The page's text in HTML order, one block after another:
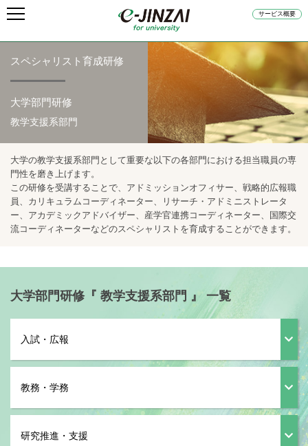
サービス概要
スペシャリスト育成研修
大学部門研修
教学支援系部門
大学の教学支援系部門として重要な以下の各部門における担当職員の専
門性を磨き上げます。
この研修を受講することで、アドミッションオフィサー、戦略的広報職
員、カリキュラムコーディネーター、リサーチ・アドミニストレータ
ー、アカデミックアドバイザー、産学官連携コーディネーター、国際交
流コーディネーターなどのスペシャリストを育成することができます。
大学部門研修『 教学支援系部門 』 一覧
入試・広報
教務・学務
研究推進・支援